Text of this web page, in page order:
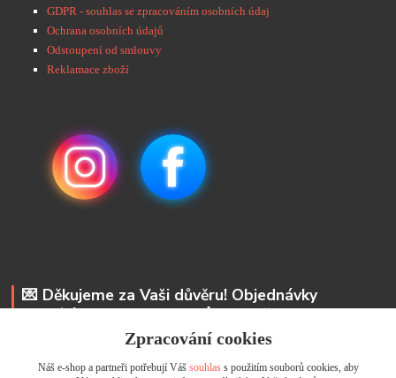
GDPR - souhlas se zpracováním osobních údaj
Ochrana osobních údajů
Odstoupení od smlouvy
Reklamace zboží
💌 Děkujeme za Vaši důvěru! Objednávky
odesíláme do 48 hodin. 📩 Na vaše e-maily
odpovíme do 24 hodin.
Andrea Kyselová DiS.
Zpracování cookies
Náš e-shop a partneři potřebují Váš souhlass použitím souborů cookies, aby